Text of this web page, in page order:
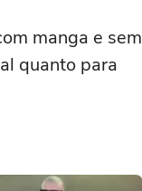
manga e sem
quanto para